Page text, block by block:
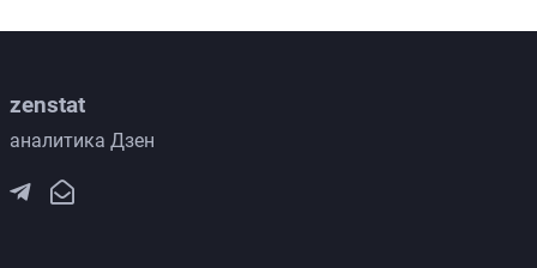
zenstat
аналитика Дзен